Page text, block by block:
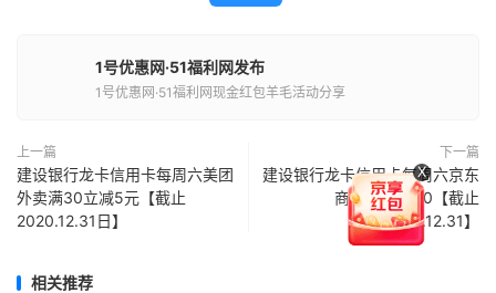
1号优惠网·51福利网发布
1号优惠网·51福利网现金红包羊毛活动分享
上一篇
建设银行龙卡信用卡每周六美团
外卖满30立减5元【截止
2020.12.31日】
下一篇
建设银行龙卡信用卡每周六京东
商城满100-10【截止
2020.12.31】
相关推荐
X